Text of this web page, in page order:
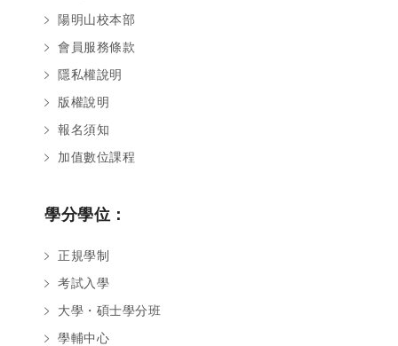
陽明山校本部
會員服務條款
隱私權說明
版權說明
報名須知
加值數位課程
學分學位：
正規學制
考試入學
大學・碩士學分班
學輔中心